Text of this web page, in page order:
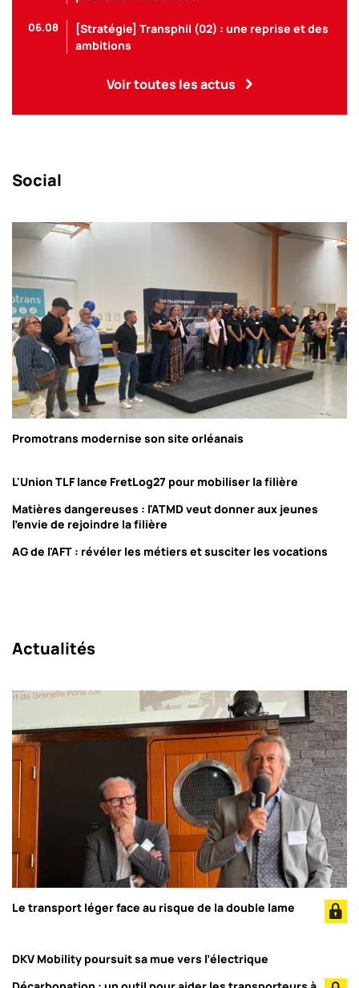
06.08
[Stratégie] Transphil (02) : une reprise et des
ambitions
Voir toutes les actus
Social
Promotrans modernise son site orléanais
L'Union TLF lance FretLog27 pour mobiliser la filière
Matières dangereuses : l'ATMD veut donner aux jeunes
l'envie de rejoindre la filière
AG de l'AFT : révéler les métiers et susciter les vocations
Actualités
Le transport léger face au risque de la double lame
DKV Mobility poursuit sa mue vers l’électrique